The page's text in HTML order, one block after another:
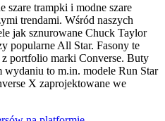
szare trampki i modne szare
trendami. Wśród naszych
jak sznurowane Chuck Taylor
popularne All Star. Fasony te
portfolio marki Converse. Buty
wydaniu to m.in. modele Run Star
X zaprojektowane we